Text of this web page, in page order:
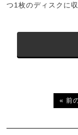
つ1枚のディスクに
« 前